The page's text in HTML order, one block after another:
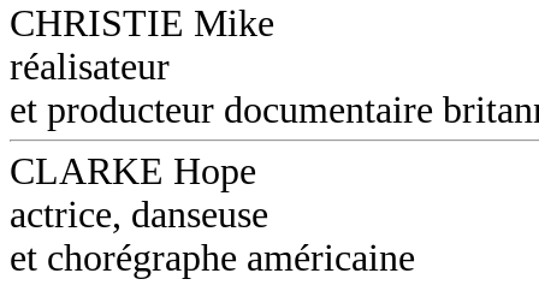
CHRISTIE Mike
réalisateur
et producteur documentaire
CLARKE Hope
actrice, danseuse
et chorégraphe américaine